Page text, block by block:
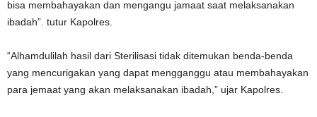
bisa membahayakan dan mengangu jamaat saat melaksanakan
ibadah”. tutur Kapolres.
“Alhamdulilah hasil dari Sterilisasi tidak ditemukan benda-benda
yang mencurigakan yang dapat mengganggu atau membahayakan
para jemaat yang akan melaksanakan ibadah,” ujar Kapolres.